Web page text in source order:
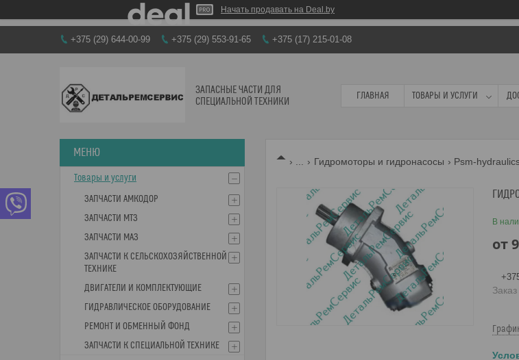
Начать продавать на Deal.by
+375 (29) 644-00-99 +375 (29) 553-91-65 +375 (17) 215-01-08
ЗАПАСНЫЕ ЧАСТИ ДЛЯ
СПЕЦИАЛЬНОЙ ТЕХНИКИ
ГЛАВНАЯ ТОВАРЫ И УСЛУГИ
Гидромоторы и гидронасосы Psm-
В
от
Товары и услуги
ЗАПЧАСТИ АМКОДОР
ЗАПЧАСТИ МТЗ
ЗАПЧАСТИ МАЗ
ЗАПЧАСТИ К СЕЛЬСКОХОЗЯЙСТВЕННОЙ
ТЕХНИКЕ
ДВИГАТЕЛИ И КОМПЛЕКТУЮЩИЕ
ГИДРАВЛИЧЕСКОЕ ОБОРУДОВАНИЕ
РЕМОНТ И ОБМЕННЫЙ ФОНД
ЗАПЧАСТИ К СПЕЦИАЛЬНОЙ ТЕХНИКЕ